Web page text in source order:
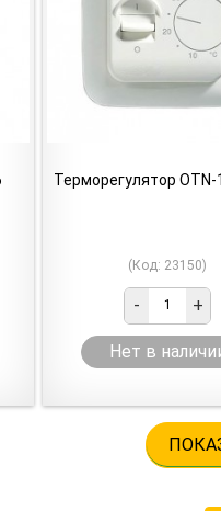
Терморегулятор OTN-
(Код: 23150)
- +
Нет в